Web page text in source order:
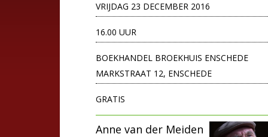
VRIJDAG 23 DECEMBER 2016
16.00 UUR
BOEKHANDEL BROEKHUIS ENSCHEDE
MARKSTRAAT 12, ENSCHEDE
GRATIS
Anne van der Meiden